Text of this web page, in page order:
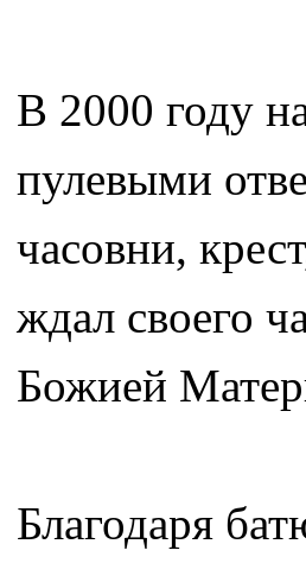
В 2000 году
пулевыми
часовни,
ждал своего
Божией
Благодаря